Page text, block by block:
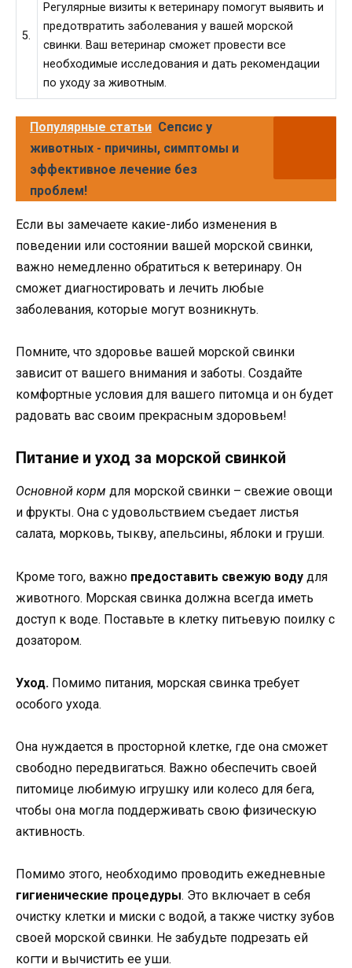
5.
Регулярные визиты к ветеринару помогут выявить и
предотвратить заболевания у вашей морской
свинки. Ваш ветеринар сможет провести все
необходимые исследования и дать рекомендации
по уходу за животным.
Популярные статьи Сепсис у
животных - причины, симптомы и
эффективное лечение без
проблем!
Если вы замечаете какие-либо изменения в
поведении или состоянии вашей морской свинки,
важно немедленно обратиться к ветеринару. Он
сможет диагностировать и лечить любые
заболевания, которые могут возникнуть.
Помните, что здоровье вашей морской свинки
зависит от вашего внимания и заботы. Создайте
комфортные условия для вашего питомца и он будет
радовать вас своим прекрасным здоровьем!
Питание и уход за морской свинкой
Основной корм для морской свинки – свежие овощи
и фрукты. Она с удовольствием съедает листья
салата, морковь, тыкву, апельсины, яблоки и груши.
Кроме того, важно предоставить свежую воду для
животного. Морская свинка должна всегда иметь
доступ к воде. Поставьте в клетку питьевую поилку с
дозатором.
Уход. Помимо питания, морская свинка требует
особого ухода.
Она нуждается в просторной клетке, где она сможет
свободно передвигаться. Важно обеспечить своей
питомице любимую игрушку или колесо для бега,
чтобы она могла поддерживать свою физическую
активность.
Помимо этого, необходимо проводить ежедневные
гигиенические процедуры. Это включает в себя
очистку клетки и миски с водой, а также чистку зубов
своей морской свинки. Не забудьте подрезать ей
когти и вычистить ее уши.